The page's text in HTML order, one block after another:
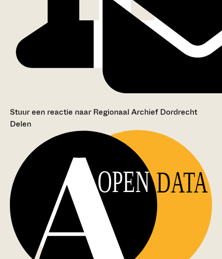
Stuur een reactie naar Regionaal Archief Dordrecht
Delen
OPEN DATA